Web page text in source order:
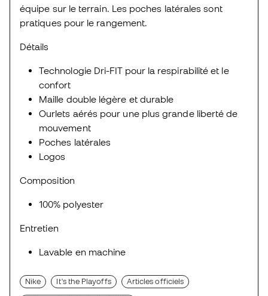
équipe sur le terrain. Les poches latérales sont
pratiques pour le rangement.
Détails
Technologie Dri-FIT pour la respirabilité et le
confort
Maille double légère et durable
Ourlets aérés pour une plus grande liberté de
mouvement
Poches latérales
Logos
Composition
100% polyester
Entretien
Lavable en machine
Nike It's the Playoffs Articles officiels